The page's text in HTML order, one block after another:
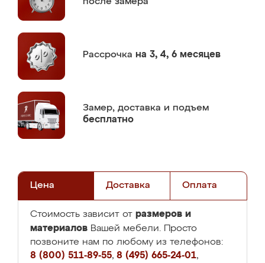
Рассрочка на 3, 4, 6 месяцев
Замер, доставка и подъем
бесплатно
Цена Доставка Оплата
Стоимость зависит от размеров и
материалов Вашей мебели. Просто
позвоните нам по любому из телефонов:
8 (800) 511-89-55, 8 (495) 665-24-01,